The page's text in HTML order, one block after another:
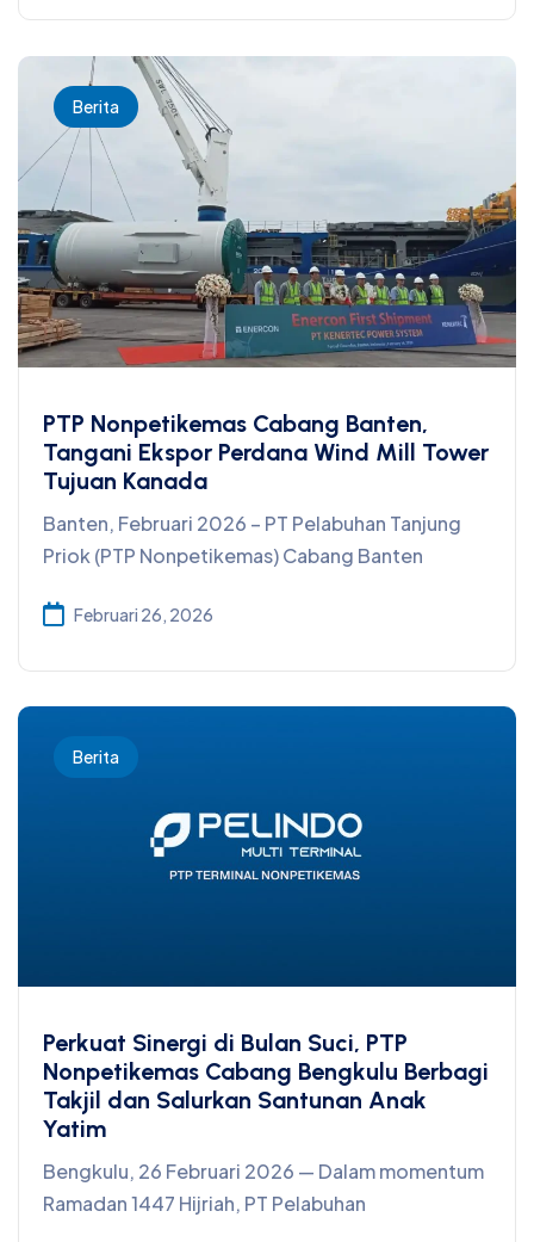
Berita
PTP Nonpetikemas Cabang Banten,
Tangani Ekspor Perdana Wind Mill Tower
Tujuan Kanada
Banten, Februari 2026 – PT Pelabuhan Tanjung
Priok (PTP Nonpetikemas) Cabang Banten
Februari 26, 2026
Berita
Perkuat Sinergi di Bulan Suci, PTP
Nonpetikemas Cabang Bengkulu Berbagi
Takjil dan Salurkan Santunan Anak
Yatim
Bengkulu, 26 Februari 2026 — Dalam momentum
Ramadan 1447 Hijriah, PT Pelabuhan